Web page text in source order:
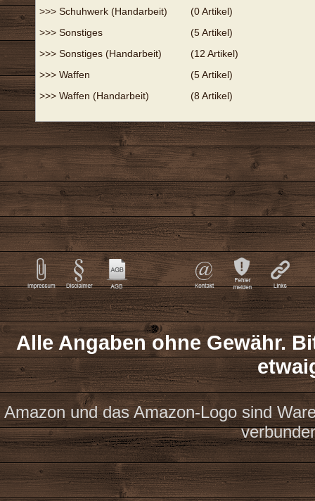
>>> Schuhwerk (Handarbeit)
(0 Artikel)
>>> Sonstiges
(5 Artikel)
>>> Sonstiges (Handarbeit)
(12 Artikel)
>>> Waffen
(5 Artikel)
>>> Waffen (Handarbeit) (8 Artikel)
Alle Angaben ohne Gewähr.
Amazon und das Amazon-Logo sind